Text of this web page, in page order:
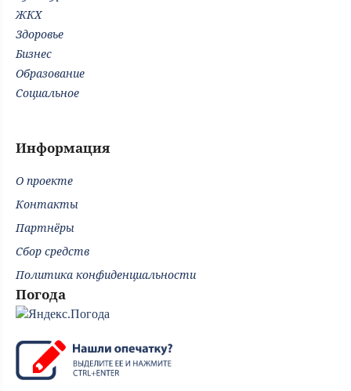
ЖКХ
Здоровье
Бизнес
Образование
Социальное
Информация
О проекте
Контакты
Партнёры
Сбор средств
Политика конфиденциальности
Погода